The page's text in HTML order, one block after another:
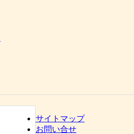
サイトマップ
お問い合せ